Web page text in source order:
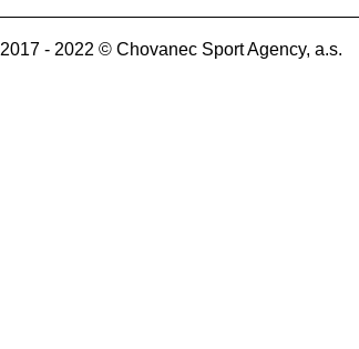
2017 - 2022 © Chovanec Sport Agency, a.s.